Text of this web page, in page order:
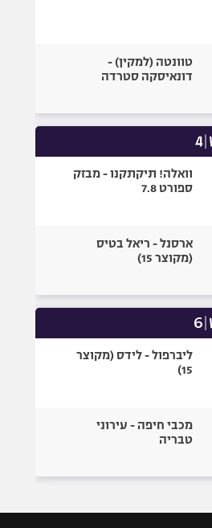
טוונטה (למקין) -
דונאיסקה סטרדה
וואלה! תיקתקנו - מבזק
ספורט 7.8
ארסנל - ריאל בטיס
(מקוצר 15)
ליברפול - לידס (מקוצר
15)
מכבי חיפה - עירוני
טבריה